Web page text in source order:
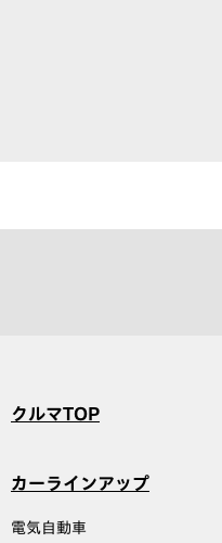
クルマTOP
カーラインアップ
電気自動車